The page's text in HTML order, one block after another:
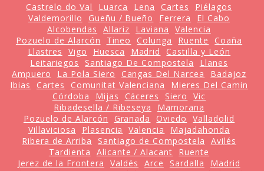
Castrelo do Val Luarca Lena Cartes
Piélagos
Valdemorillo
Gueñu / Bueño Ferrera
El Cabo
Alcobendas
Allariz Laviana
Valencia
Pozuelo de Alarcón
Tineo Colunga Ruente
Coaña
Llastres
Vigo Huesca Madrid
Castilla y León
Leitariegos
Santiago De Compostela
Llanes
Ampuero
La Pola Siero Cangas Del Narcea
Badajoz
Ibias
Cartes Comunitat Valenciana
Mieres Del Camin
Córdoba
Mijas Cáceres Siero
Vic
Ribadesella / Ribeseya
Mamorana
Pozuelo de Alarcón
Granada Oviedo
Valladolid
Villaviciosa
Plasencia Valencia
Majadahonda
Ribera de Arriba
Santiago de Compostela
Avilés
Tardienta
Alicante / Alacant
Ruente
Jerez de la Frontera
Valdés Arce Sardalla
Madrid